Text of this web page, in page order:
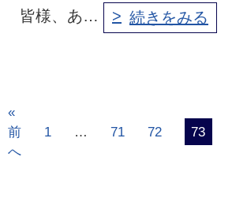
皆様、あ…
続きをみる
«
前
へ
1 … 71 72 73